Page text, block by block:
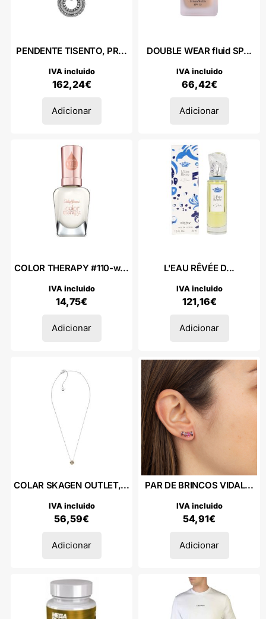
PENDENTE TISENTO, PR...
162,24€
IVA incluido
Adicionar
DOUBLE WEAR fluid SP...
66,42€
IVA incluido
Adicionar
COLOR THERAPY #110-w...
14,75€
IVA incluido
Adicionar
L'EAU RÊVÉE D...
121,16€
IVA incluido
Adicionar
COLAR SKAGEN OUTLET,...
56,59€
IVA incluido
Adicionar
PAR DE BRINCOS VIDAL...
54,91€
IVA incluido
Adicionar